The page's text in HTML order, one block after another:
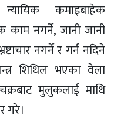
कमाइबाहेक
काम नगर्ने, जानी जानी
नगर्ने र गर्न नदिने
शिथिल भएका वेला
मुलुकलाई माथि
गरे।